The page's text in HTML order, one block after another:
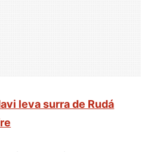
leva surra de Rudá